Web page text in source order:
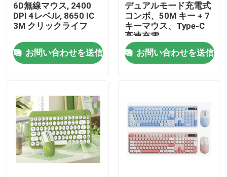
家へ
製品
工場 ツアー
品質管理
6D無線マウス, 2400
DPI 4レベル, 8650 IC
3M クリックライフ
お問い合わせを送信
デュアルモード充電式
コンボ、50M キー + 7
キーマウス、Type-C
高速充電
お問い合わせを送信